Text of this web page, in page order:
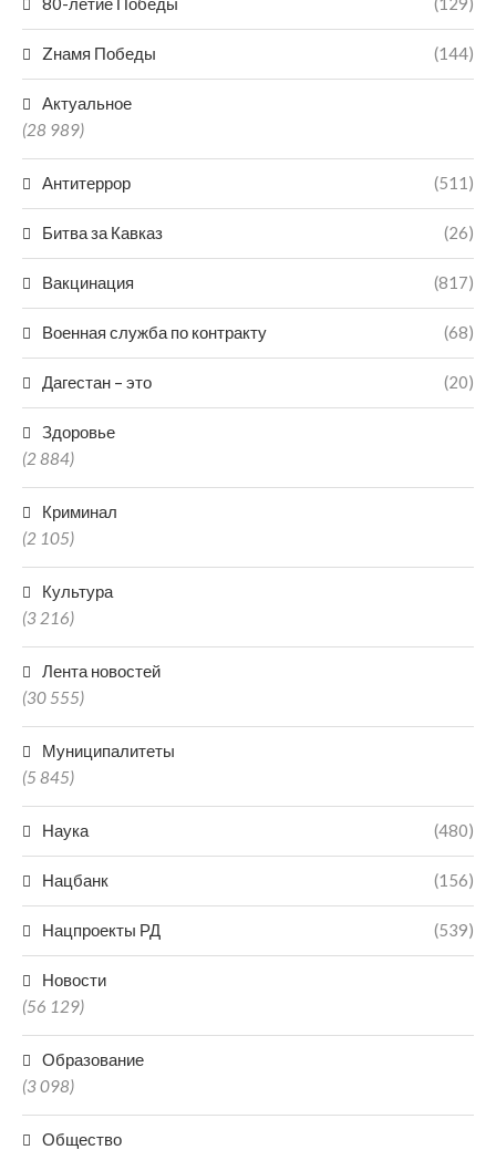
Zнамя Победы (144)
Актуальное
(28 989)
Антитеррор (511)
Битва за Кавказ (26)
Вакцинация (817)
Военная служба по контракту (68)
Дагестан – это (20)
Здоровье
(2 884)
Криминал
(2 105)
Культура
(3 216)
Лента новостей
(30 555)
Муниципалитеты
(5 845)
Наука (480)
Нацбанк (156)
Нацпроекты РД (539)
Новости
(56 129)
Образование
(3 098)
Общество